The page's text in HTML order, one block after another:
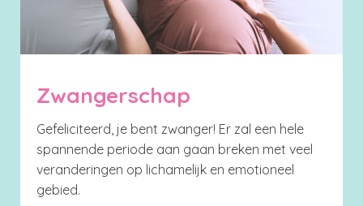
Zwangerschap
Gefeliciteerd, je bent zwanger! Er zal een hele
spannende periode aan gaan breken met veel
veranderingen op lichamelijk en emotioneel
gebied.